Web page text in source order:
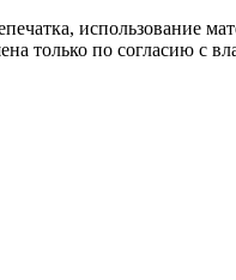
использование
только по согласию с